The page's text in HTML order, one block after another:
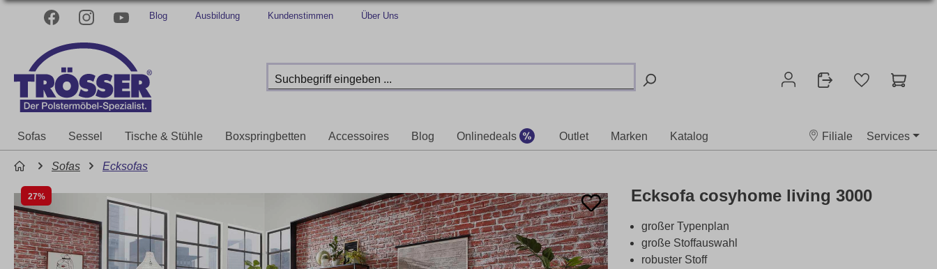
Blog Ausbildung Kundenstimmen Über Uns
Sofas Sessel Tische & Stühle Boxspringbetten Accessoires Blog Onlinedeals Outlet Marken Katalog Filiale Services
Sofas Ecksofas
27% Ecksofa cosyhome living 3000
großer Typenplan
große Stoffauswahl
robuster Stoff